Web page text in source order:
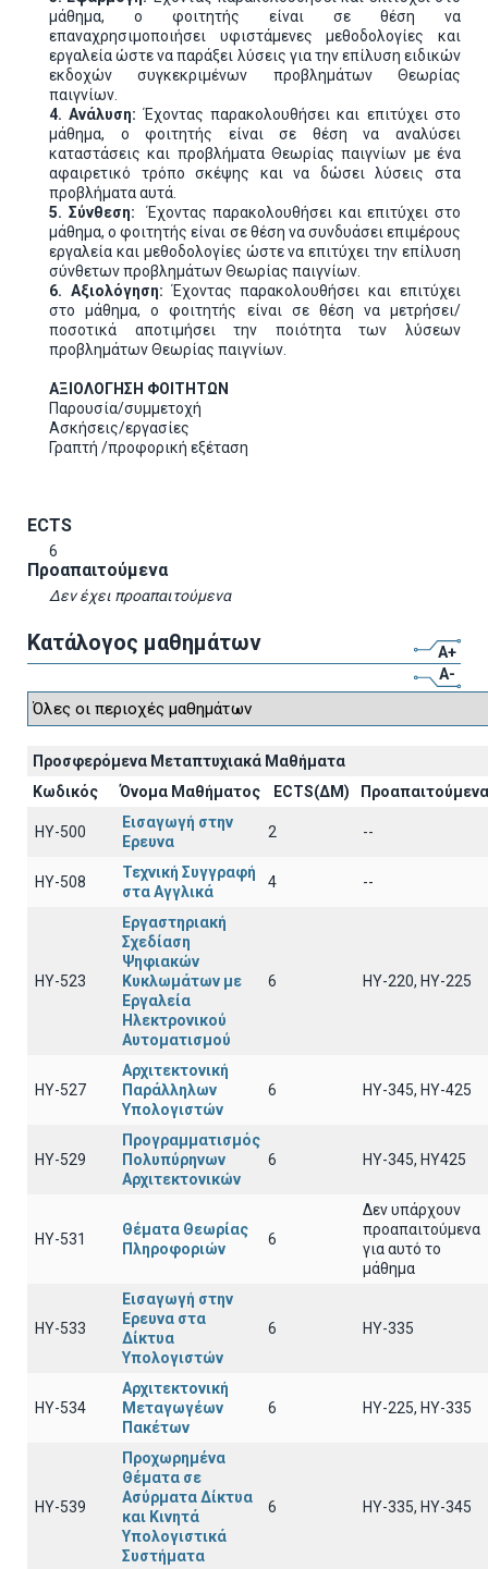
μάθημα, ο φοιτητής είναι σε θέση να
επαναχρησιμοποιήσει υφιστάμενες μεθοδολογίες και
εργαλεία ώστε να παράξει λύσεις για την επίλυση ειδικών
εκδοχών συγκεκριμένων προβλημάτων Θεωρίας
παιγνίων.
4. Ανάλυση:Έχοντας παρακολουθήσει και επιτύχει στο
μάθημα, ο φοιτητής είναι σε θέση να αναλύσει
καταστάσεις και προβλήματα Θεωρίας παιγνίων με ένα
αφαιρετικό τρόπο σκέψης και να δώσει λύσεις στα
προβλήματα αυτά.
5. Σύνθεση:
Έχοντας παρακολουθήσει και επιτύχει στο
μάθημα, ο φοιτητής είναι σε θέση να συνδυάσει επιμέρους
εργαλεία και μεθοδολογίες ώστε να επιτύχει την επίλυση
σύνθετων προβλημάτων Θεωρίας παιγνίων.
6. Αξιολόγηση:Έχοντας παρακολουθήσει και επιτύχει
στο μάθημα, ο φοιτητής είναι σε θέση να μετρήσει/
ποσοτικά αποτιμήσει την ποιότητα των λύσεων
προβλημάτων Θεωρίας παιγνίων.
ΑΞΙΟΛΟΓΗΣΗ ΦΟΙΤΗΤΩΝ
Παρουσία/συμμετοχή
Ασκήσεις/εργασίες
Γραπτή /προφορική εξέταση
ECTS
6
Προαπαιτούμενα
Δεν έχει προαπαιτούμενα
Κατάλογος μαθημάτων
A+
A-
Προσφερόμενα Μεταπτυχιακά Μαθήματα
Κωδικός
Όνομα Μαθήματος ECTS(ΔΜ) Προαπαιτούμενα
ΗΥ-500
Εισαγωγή στην
Ερευνα
2 --
ΗΥ-508
Τεχνική Συγγραφή
στα Αγγλικά
4 --
ΗΥ-523
Εργαστηριακή
Σχεδίαση
Ψηφιακών
Κυκλωμάτων με
Εργαλεία
Ηλεκτρονικού
Αυτοματισμού
6 ΗΥ-220, ΗΥ-225
ΗΥ-527
Αρχιτεκτονική
Παράλληλων
Υπολογιστών
6 HY-345, HY-425
ΗΥ-529
Προγραμματισμός
Πολυπύρηνων
Αρχιτεκτονικών
6 HY-345, HY425
HY-531
Θέματα Θεωρίας
Πληροφοριών
6
Δεν υπάρχουν
προαπαιτούμενα
για αυτό το
μάθημα
ΗΥ-533
Εισαγωγή στην
Ερευνα στα
Δίκτυα
Υπολογιστών
6 HY-335
ΗΥ-534
Αρχιτεκτονική
Μεταγωγέων
Πακέτων
6 HY-225, HY-335
HY-539
Προχωρημένα
Θέματα σε
Ασύρματα Δίκτυα
και Κινητά
Υπολογιστικά
Συστήματα
6 HY-335, HY-345